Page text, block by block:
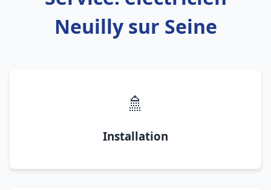
Neuilly sur Seine
🚿
Installation